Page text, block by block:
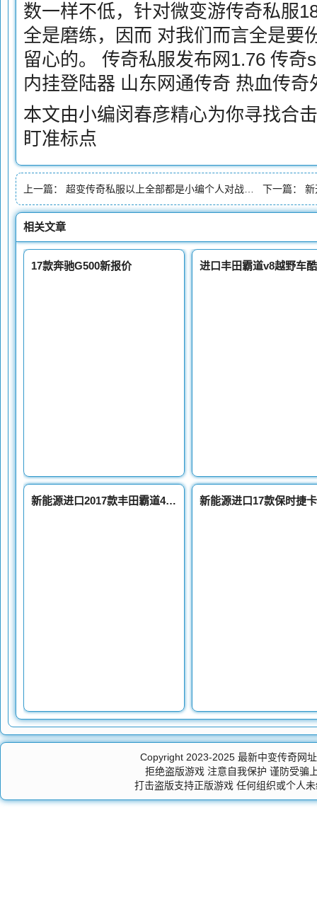
数一样不低，针对微变游传奇私服
全是磨练，因而 对我们而言全是要
留心的。 传奇私服发布网1.76 传奇
内挂登陆器 山东网通传奇 热血传
本文由小编闵春彦精心为你寻找合
盯准标点
上一篇： 超变传奇私服以上全部都是小编个人对战战战的阅历 下一篇： 新
相关文章
17款奔驰G500新报价
新能源进口2017款丰田霸道4000中东版五一劲爆热销中
Copyright 2023-2025 最新中变传奇网
拒绝盗版游戏 注意自我保护 谨防受骗
打击盗版支持正版游戏 任何组织或个人